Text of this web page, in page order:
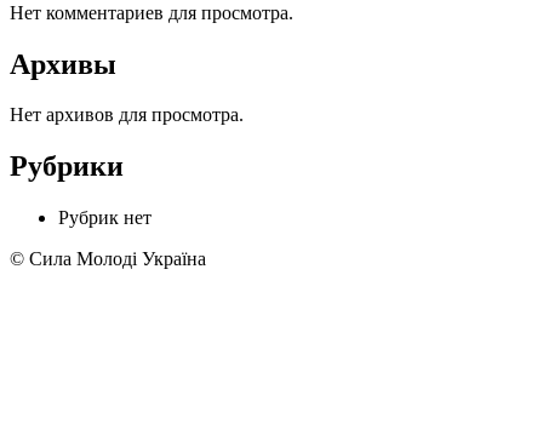
Нет комментариев для просмотра.
Архивы
Нет архивов для просмотра.
Рубрики
Рубрик нет
© Сила Молоді Україна